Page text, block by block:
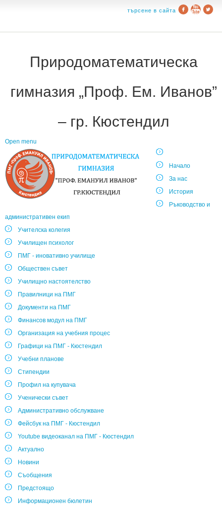
търсене в сайта
Природоматематическа
гимназия „Проф. Ем. Иванов”
– гр. Кюстендил
Open menu
Начало
За нас
История
Ръководство и
административен екип
Учителска колегия
Училищен психолог
ПМГ - иновативно училище
Обществен съвет
Училищно настоятелство
Правилници на ПМГ
Документи на ПМГ
Финансов модул на ПМГ
Организация на учебния процес
Графици на ПМГ - Кюстендил
Учебни планове
Стипендии
Профил на купувача
Ученически съвет
Административно обслужване
Фейсбук на ПМГ - Кюстендил
Youtube видеоканал на ПМГ - Кюстендил
Актуално
Новини
Съобщения
Предстоящо
Информационен бюлетин